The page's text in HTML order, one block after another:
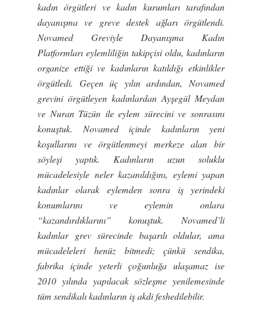
kadın örgütleri ve kadın kurumları tarafından
dayanışma ve greve destek ağları örgütlendi.
Novamed Greviyle Dayanışma Kadın
Platformları eylemliliğin takipçisi oldu, kadınların
organize ettiği ve kadınların katıldığı etkinlikler
örgütledi. Geçen üç yılın ardından, Novamed
grevini örgütleyen kadınlardan Ayşegül Meydan
ve Nuran Tüzün ile eylem sürecini ve sonrasını
konuştuk. Novamed içinde kadınların yeni
koşullarını ve örgütlenmeyi merkeze alan bir
söyleşi yaptık. Kadınların uzun soluklu
mücadelesiyle neler kazanıldığını, eylemi yapan
kadınlar olarak eylemden sonra işyerindeki
konumlarını ve eylemin onlara
“kazandırdıklarını” konuştuk. Novamed’li
kadınlar grev sürecinde başarılı oldular, ama
mücadeleleri henüz bitmedi; çünkü sendika,
fabrika içinde yeterli çoğunluğa ulaşamaz ise
2010 yılında yapılacak sözleşme yenilemesinde
tüm sendikalı kadınların işakdi feshedilebilir.